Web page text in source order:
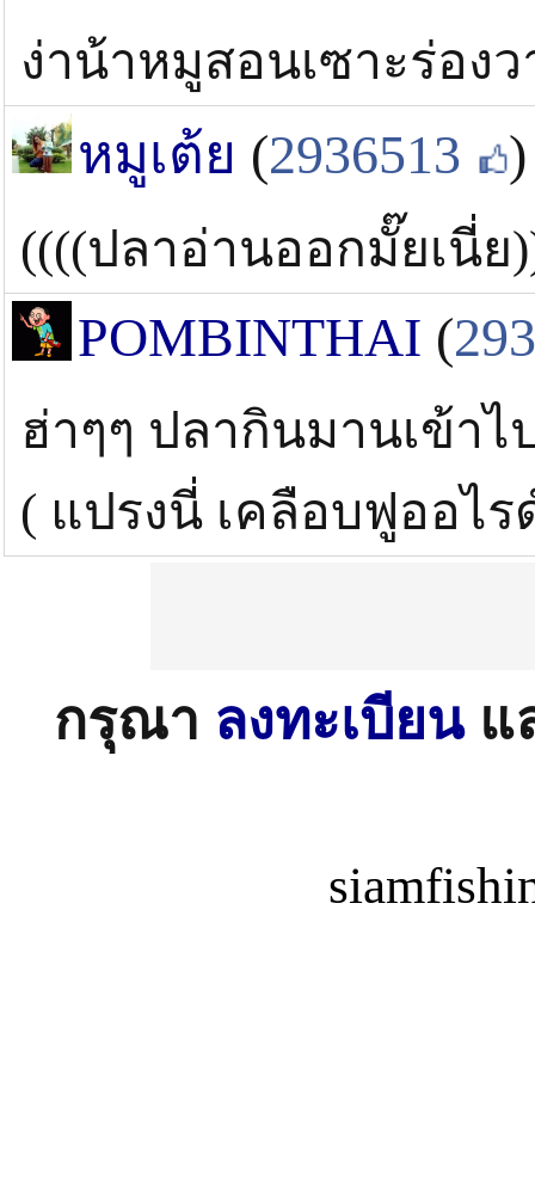
ง่าน้าหมูสอนเซาะร่อง
หมูเต้ย (2936513 )
((((ปลาอ่านออกมั๊ยเนี่
POMBINTHAI (
ฮ่าๆๆ ปลากินมานเข้า
( แปรงนี่ เคลือบฟูออไร
กรุณา ลงทะเบียนแ